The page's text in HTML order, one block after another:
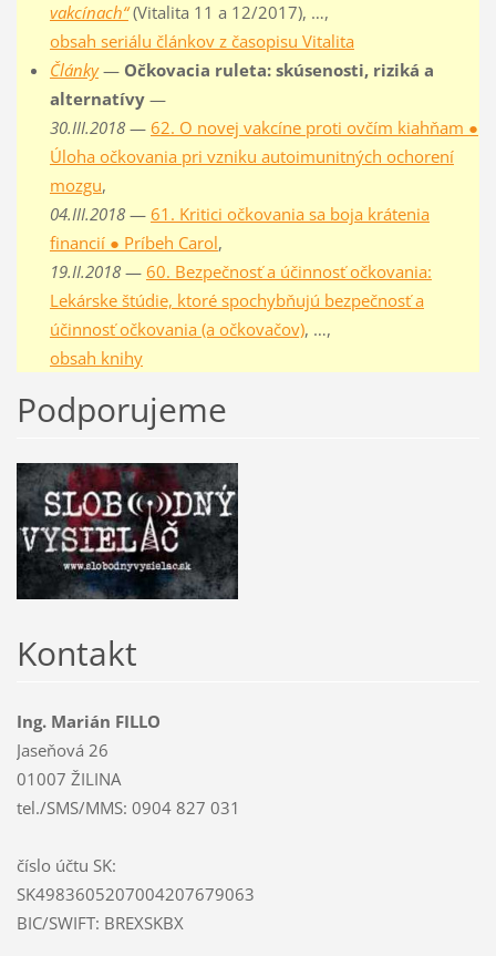
vakcínach“(Vitalita 11 a 12/2017), …,
obsah seriálu článkov z časopisu Vitalita
Články— Očkovacia ruleta: skúsenosti, riziká a
alternatívy—
30.III.2018— 62. O novej vakcíne proti ovčím kiahňam ●
Úloha očkovania pri vzniku autoimunitných ochorení
mozgu,
04.III.2018— 61. Kritici očkovania sa boja krátenia
financií ● Príbeh Carol,
19.II.2018— 60. Bezpečnosť a účinnosť očkovania:
Lekárske štúdie, ktoré spochybňujú bezpečnosť a
účinnosť očkovania (a očkovačov), …,
obsah knihy
Podporujeme
Kontakt
Ing. Marián FILLO
Jaseňová 26
01007 ŽILINA
tel./SMS/MMS: 0904 827 031
číslo účtu SK:
SK4983605207004207679063
BIC/SWIFT: BREXSKBX